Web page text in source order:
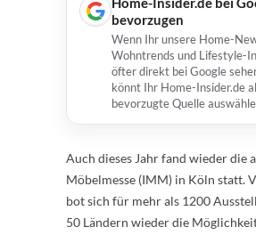
bevorzugen
Wenn Ihr unsere Home-
Wohntrends und Lifestyle-
öfter direkt bei Google
könnt Ihr Home-Insider.de
bevorzugte Quelle
Auch dieses Jahr fand wieder die
Möbelmesse (IMM) in Köln statt.
bot sich für mehr als 1200
50 Ländern wieder die